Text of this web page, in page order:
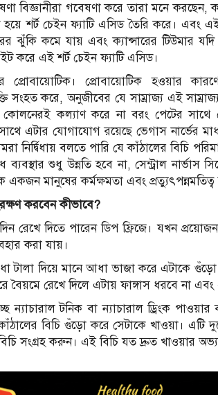
বিজ্ঞানীরা গবেষণা করে তারা মনে করছেন,
হয়ে শর্ট চেইন ফ্যাটি এসিড তৈরি করে।
ঝুঁকি কমে যায় এবং ক্যান্সারের টিউমার
করে এই শর্ট চেইন ফ্যাটি এসিড।
প্রোবায়োটিক। প্রোবায়োটিক হওয়ার
সংহত করে, অনুজীবের যে সাম্রাজ্য এই
কল্যাণ করে না বরং পেটের সাথে
সাথে এটার যোগাযোগ রয়েছে ভেগাস নার্ভের
নির্দ্বিধায় বলতে পারি যে কাঁঠালের বিচি
শুধু উন্নতি হবে না, সেন্ট্রাল নার্ভাস
মানুষের কর্মক্ষমতা এবং প্রত্যুৎপন্নমতিত্ব
করবেন কীভাবে?
রেখে দিতে পারেন ডিপ ফ্রিজে। যখন
করা যায়।
টালা দিয়ে মানে আধা ভাজা করে এটাকে
রেখে দিলে এটায় ফাঙ্গাস ধরবে না
ন্যাচারাল টনিক বা ন্যাচারাল ড্রিংক
বিচি গুঁড়ো করে সেটাকে খাওয়া। এটি
সংগ্রহ করুন। এই বিচি যত দ্রুত খাওয়ার